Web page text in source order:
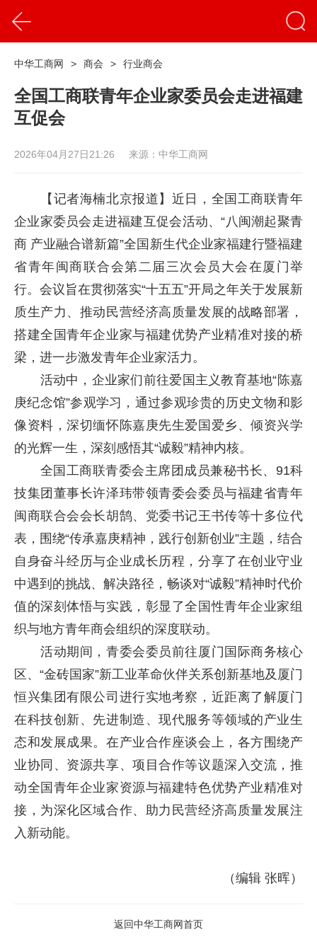
中华工商网 > 商会 > 行业商会
全国工商联青年企业家委员会走进福建
互促会
2026年04月27日21:26 来源：中华工商网
【记者海楠北京报道】近日，全国工商联青年
企业家委员会走进福建互促会活动、“八闽潮起聚青
商 产业融合谱新篇”全国新生代企业家福建行暨福建
省青年闽商联合会第二届三次会员大会在厦门举
行。会议旨在贯彻落实“十五五”开局之年关于发展新
质生产力、推动民营经济高质量发展的战略部署，
搭建全国青年企业家与福建优势产业精准对接的桥
梁，进一步激发青年企业家活力。
活动中，企业家们前往爱国主义教育基地“陈嘉
庚纪念馆”参观学习，通过参观珍贵的历史文物和影
像资料，深切缅怀陈嘉庚先生爱国爱乡、倾资兴学
的光辉一生，深刻感悟其“诚毅”精神内核。
全国工商联青委会主席团成员兼秘书长、91科
技集团董事长许泽玮带领青委会委员与福建省青年
闽商联合会会长胡鹄、党委书记王书传等十多位代
表，围绕“传承嘉庚精神，践行创新创业”主题，结合
自身奋斗经历与企业成长历程，分享了在创业守业
中遇到的挑战、解决路径，畅谈对“诚毅”精神时代价
值的深刻体悟与实践，彰显了全国性青年企业家组
织与地方青年商会组织的深度联动。
活动期间，青委会委员前往厦门国际商务核心
区、“金砖国家”新工业革命伙伴关系创新基地及厦门
恒兴集团有限公司进行实地考察，近距离了解厦门
在科技创新、先进制造、现代服务等领域的产业生
态和发展成果。在产业合作座谈会上，各方围绕产
业协同、资源共享、项目合作等议题深入交流，推
动全国青年企业家资源与福建特色优势产业精准对
接，为深化区域合作、助力民营经济高质量发展注
入新动能。
（编辑 张晖）
返回中华工商网首页